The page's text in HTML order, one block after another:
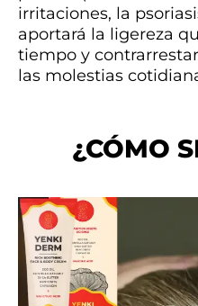
irritaciones, la
aportará la ligereza
tiempo y
las molestias
¿CÓMO